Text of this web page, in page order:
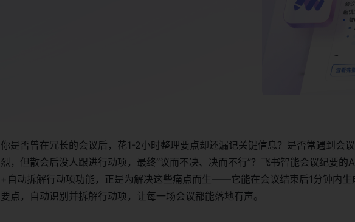
你是否曾在冗长的会议后，花1-2小时整理要点却还漏记关键信息？是否常遇到会
烈，但散会后没人跟进行动项，最终“议而不决、决而不行”？飞书智能会议纪要的
+自动拆解行动项功能，正是为解决这些痛点而生——它能在会议结束后1分钟内生
要点，自动识别并拆解行动项，让每一场会议都能落地有声。